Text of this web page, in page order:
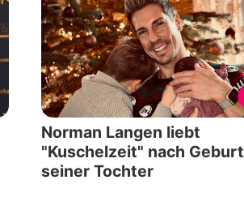
Norman Langen liebt
"Kuschelzeit" nach Geburt
seiner Tochter